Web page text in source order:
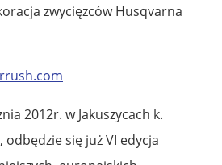
zwycięzców Husqvarna
2012r. w Jakuszycach k.
odbędzie się już VI edycja